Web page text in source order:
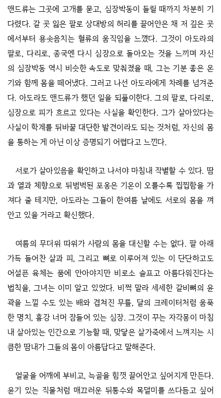
앤드류는 그곳에 고개를 묻고, 심장박동이 들릴 때까지 차분히 기
다렸다. 갈 곳 잃은 팔로 상대방의 허리를 끌어안은 채 저 깊은 곳
에서부터 용솟음치는 혈류의 움직임을 느꼈다. 그것이 아도라의
팔로, 다리로, 종국엔 다시 심장으로 돌아오는 것을 느끼며 자신
의 심장박동 역시 비슷한 속도로 맞춰졌을 때, 그는 기분 좋은 온
기와 함께 몸을 떼어냈다. 그러고 나선 아도라에게 차례를 넘겨준
다. 아도라도 앤드류가 했던 일을 되풀이한다. 그의 팔로, 다리로,
심장으로 피가 흐르고 있다는 사실을 확인한다. 그가 살아있다는
사실이 학계를 뒤바꿀 대단한 발견이라도 되는 것처럼, 자신의 몸
을 통하는 게 아닌 이상 증명되기 어렵다고 느낀다.
서로가 살아있음을 확인하고 나서야 마침내 작별할 수 있다. 땀
과 열과 체향으로 뒤범벅된 포옹은 기온이 오를수록 찝찝함을 가
져다 줄 테지만, 아도라는 그들이 한여름 날에도 서로의 몸을 껴
안고 있을 거라고 확신했다.
여름의 무더위 따위가 사람의 몸을 대신할 수는 없다. 팔 아래
가득 들어찬 살과 피, 그리고 뼈로 이루어져 있는 이 단단하고도
어설픈 육체는 품에 안아야지만 비로소 슬프고 아름다워진다는
법칙을, 그녀는 이미 알고 있었다. 비쩍 말라 세세한 갈비뼈의 윤
곽을 느낄 수도 있는 배와 겹쳐진 무릎, 달의 크레이터처럼 움푹
한 명치, 흉강 너머 잠들어 있는 심장. 그것이 꾸는 자각몽이 마침
내 살아있는 인간으로 기능할 때, 맞닿은 살가죽에서 느껴지는 시
큼한 땀내가 그들의 몸이 아름답다고 말해준다.
얼굴을 어깨에 부비고, 늑골을 힘껏 끌어안고 싶어지게 만든다.
윤기 있는 직물처럼 매끄러운 뒤통수와 목덜미를 쓰다듬고 싶어